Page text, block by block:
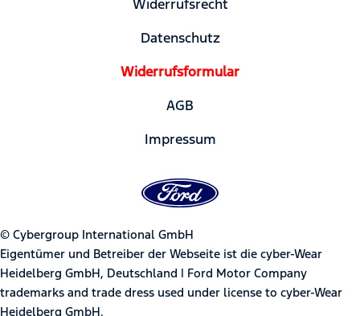
Widerrufsrecht
Datenschutz
Widerrufsformular
AGB
Impressum
© Cybergroup International GmbH
Eigentümer und Betreiber der Webseite ist die cyber-Wear
Heidelberg GmbH, Deutschland | Ford Motor Company
trademarks and trade dress used under license to cyber-Wear
Heidelberg GmbH.